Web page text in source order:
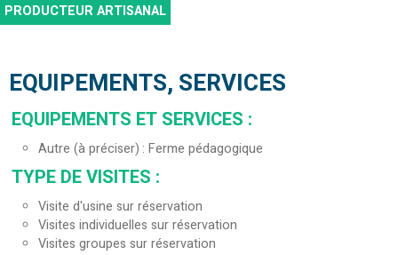
PRODUCTEUR ARTISANAL
EQUIPEMENTS, SERVICES
EQUIPEMENTS ET SERVICES :
Autre (à préciser) Ferme pédagogique
TYPE DE VISITES :
Visite d'usine sur réservation
Visites individuelles sur réservation
Visites groupes sur réservation